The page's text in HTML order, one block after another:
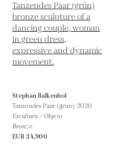
Stephan Balkenhol
Tanzendes Paar (grun),2020
Escultura / Objeto
Bronze
EUR 34,900